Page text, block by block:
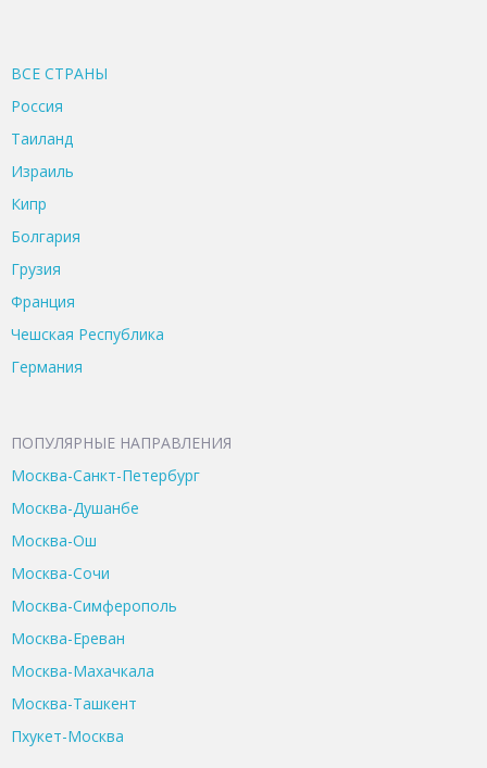
ВСЕ CТРАНЫ
Россия
Таиланд
Израиль
Кипр
Болгария
Грузия
Франция
Чешская Республика
Германия
ПОПУЛЯРНЫЕ НАПРАВЛЕНИЯ
Москва-Санкт-Петербург
Москва-Душанбе
Москва-Ош
Москва-Сочи
Москва-Симферополь
Москва-Ереван
Москва-Махачкала
Москва-Ташкент
Пхукет-Москва